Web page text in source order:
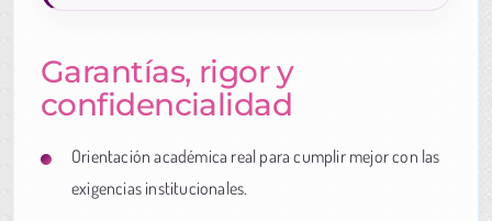
Garantías, rigor y
confidencialidad
Orientación académica real para cumplir mejor con las
exigencias institucionales.